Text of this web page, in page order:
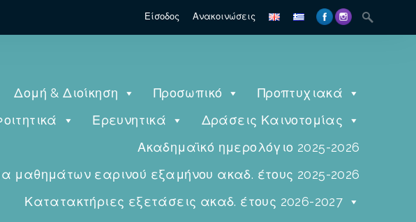
Είσοδος Ανακοινώσεις
Δομή & Διοίκηση Προσωπικό
Προπτυχιακά
Ερευνητικά
Δράσεις Καινοτομίας
Ακαδημαϊκό ημερολόγιο 2025-2026
μαθημάτων εαρινού εξαμήνου ακαδ. έτους 2025-2026
Κατατακτήριες εξετάσεις ακαδ. έτους 2026-2027